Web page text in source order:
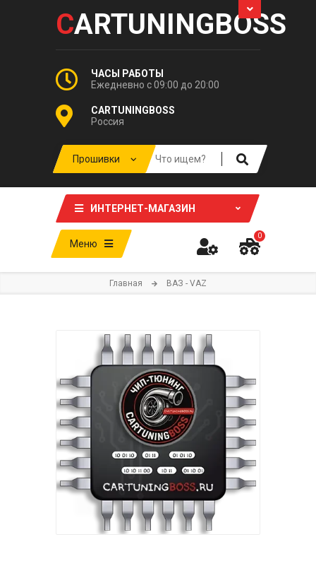
CARTUNINGBOSS
ЧАСЫ РАБОТЫ
Ежедневно с 09:00 до 20:00
CARTUNINGBOSS
Россия
ИНТЕРНЕТ-МАГАЗИН
Меню
0
Главная ВАЗ - VAZ